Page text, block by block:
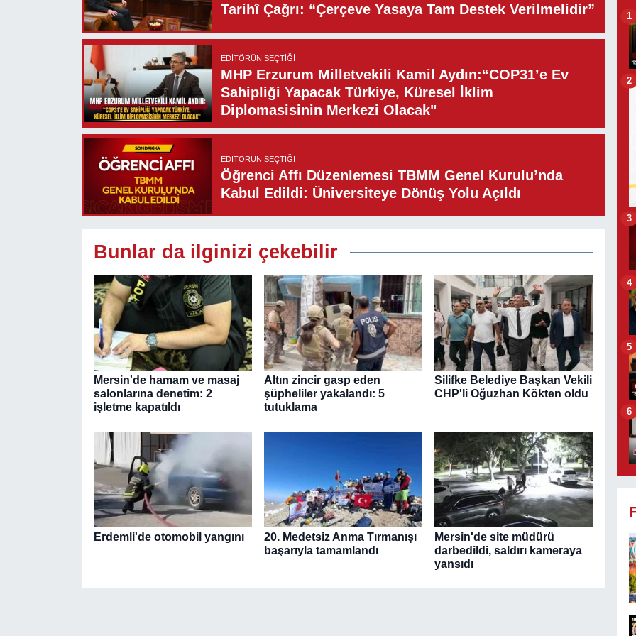
Tarihî Çağrı: “Çerçeve Yasaya Tam Destek Verilmelidir”
EDITÖRÜN SEÇTIĞI
MHP Erzurum Milletvekili Kamil Aydın:“COP31’e Ev
Sahipliği Yapacak Türkiye, Küresel İklim
Diplomasisinin Merkezi Olacak"
EDITÖRÜN SEÇTIĞI
Öğrenci Affı Düzenlemesi TBMM Genel Kurulu’nda
Kabul Edildi: Üniversiteye Dönüş Yolu Açıldı
Bunlar da ilginizi çekebilir
Mersin'de hamam ve masaj
salonlarına denetim: 2
işletme kapatıldı
Altın zincir gasp eden
şüpheliler yakalandı: 5
tutuklama
Silifke Belediye Başkan Vekili
CHP'li Oğuzhan Kökten oldu
Erdemli'de otomobil yangını
20. Medetsiz Anma Tırmanışı
başarıyla tamamlandı
Mersin'de site müdürü
darbedildi, saldırı kameraya
yansıdı
1
2
3
4
5
6